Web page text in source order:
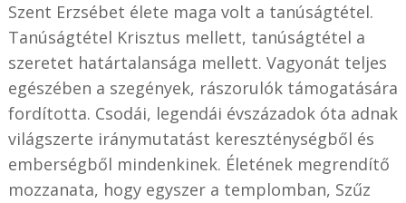
Szent Erzsébet élete maga volt a tanúságtétel.
Tanúságtétel Krisztus mellett, tanúságtétel a
szeretet határtalansága mellett. Vagyonát teljes
egészében a szegények, rászorulók támogatására
fordította. Csodái, legendái évszázadok óta adnak
világszerte iránymutatást kereszténységből és
emberségből mindenkinek. Életének megrendítő
mozzanata, hogy egyszer a templomban, Szűz